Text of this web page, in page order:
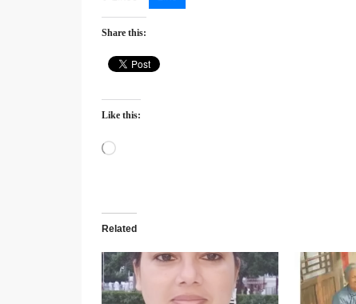
Share this:
Like this:
Loading…
Related